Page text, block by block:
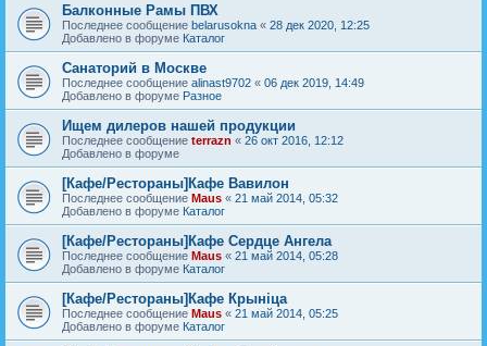
Балконные Рамы ПВХ
Последнее сообщение belarusokna « 28 дек 2020, 12:25
Добавлено в форуме Каталог
Санаторий в Москве
Последнее сообщение alinast9702 « 06 дек 2019, 14:49
Добавлено в форуме Разное
Ищем дилеров нашей продукции
Последнее сообщение terrazn « 26 окт 2016, 12:12
Добавлено в форуме
[Кафе/Рестораны]Кафе Вавилон
Последнее сообщение Maus « 21 май 2014, 05:32
Добавлено в форуме Каталог
[Кафе/Рестораны]Кафе Сердце Ангела
Последнее сообщение Maus « 21 май 2014, 05:28
Добавлено в форуме Каталог
[Кафе/Рестораны]Кафе Крыніца
Последнее сообщение Maus « 21 май 2014, 05:25
Добавлено в форуме Каталог